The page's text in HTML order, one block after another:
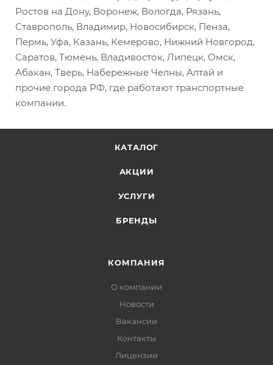
Ростов на Дону, Воронеж, Вологда, Рязань,
Ставрополь, Владимир, Новосибирск, Пенза,
Пермь, Уфа, Казань, Кемерово, Нижний Новгород,
Саратов, Тюмень, Владивосток, Липецк, Омск,
Абакан, Тверь, Набережные Челны, Алтай и
прочие города РФ, где работают транспортные
компании.
КАТАЛОГ
АКЦИИ
УСЛУГИ
БРЕНДЫ
КОМПАНИЯ
О компании
Новости
Вакансии
Контакты
Лицензии